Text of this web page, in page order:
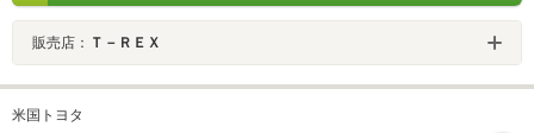
販売店： Ｔ－ＲＥＸ
米国トヨタ